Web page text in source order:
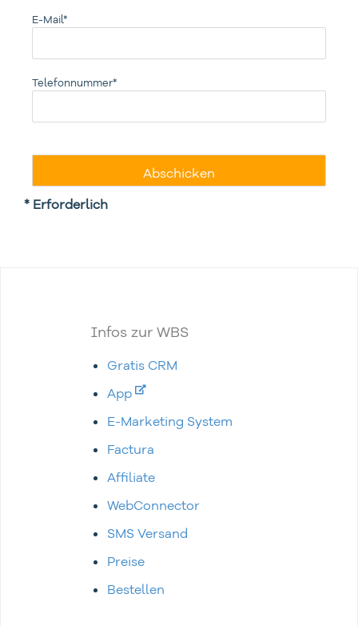
E-Mail*
Telefonnummer*
* Erforderlich
Infos zur WBS
Gratis CRM
App
E-Marketing System
Factura
Affiliate
WebConnector
SMS Versand
Preise
Bestellen